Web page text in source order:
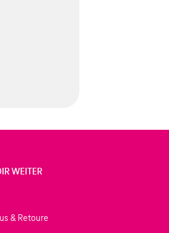
WEITER
& Retoure